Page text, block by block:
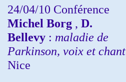
24/04/10 Conférence
Michel Borg , D.
Bellevy : maladie de
Parkinson, voix et chant
Nice